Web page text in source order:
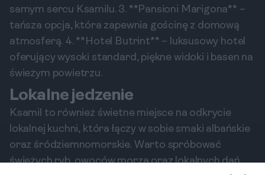
samym sercu Ksamilu. 3. **Pansioni Marigona** –
tańsza opcja, która zapewnia gościnę z domową
atmosferą. 4. **Hotel Butrint** – luksusowy hotel
oferujący wysoki standard, piękne widoki i basen na
świeżym powietrzu.
Lokalne jedzenie
Ksamil to również świetne miejsce na odkrycie
lokalnej kuchni, która łączy w sobie smaki albańskie
oraz śródziemnomorskie. Warto spróbować
świeżych ryb, owoców morza oraz lokalnych dań